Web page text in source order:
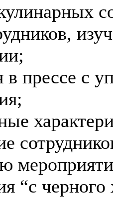
в прессе с
“с черного